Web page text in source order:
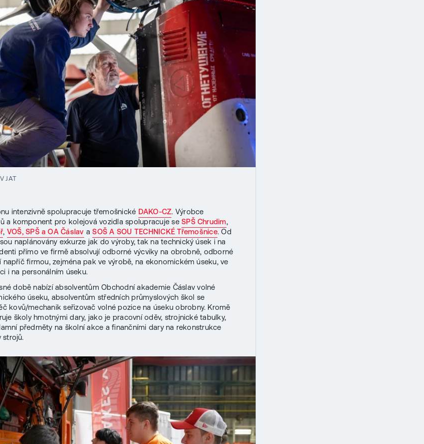
JAT
intenzivně spolupracuje třemošnické DAKO-CZ. Výrobce
a komponent pro kolejová vozidla spolupracuje seSPŠ Chrudim,
, VOŠ, SPŠ a OA Čáslav aSOŠ A SOU TECHNICKÉ Třemošnice. Od
naplánovány exkurze jak do výroby, tak na technický úsek i na
přímo ve firmě absolvují odborné výcviky na obrobně, odborné
napříč firmou, zejména pak ve výrobě, na ekonomickém úseku, ve
i na personálním úseku.
době nabízí absolventům Obchodní akademie Čáslav volné
úseku, absolventům středních průmyslových škol se
kovů/mechanik seřizovač volné pozice na úseku obrobny. Kromě
školy hmotnými dary, jako je pracovní oděv, strojnické tabulky,
předměty na školní akce a finančními dary na rekonstrukce
strojů.